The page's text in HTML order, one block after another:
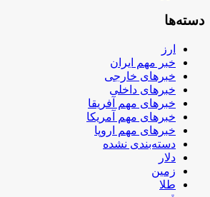
دسته‌ها
ارز
خبر مهم ایران
خبرهای خارجی
خبرهای داخلی
خبرهای مهم آفریقا
خبرهای مهم آمریکا
خبرهای مهم اروپا
دسته‌بندی نشده
دلار
زمین
طلا